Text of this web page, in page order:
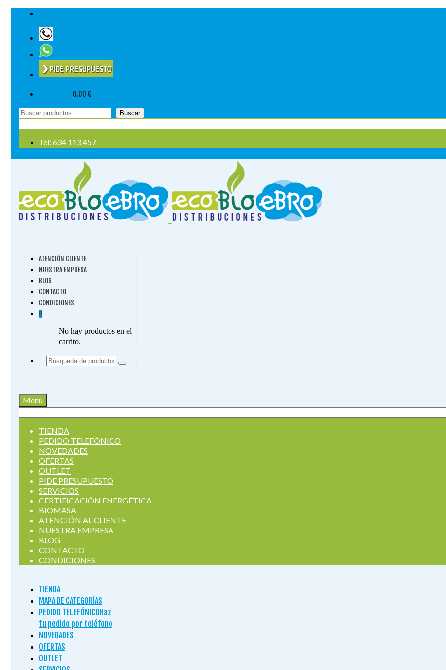
0.00 €
Buscar
Tel: 634 113 457
ATENCIÓN CLIENTE
NUESTRA EMPRESA
BLOG
CONTACTO
CONDICIONES
0
No hay productos en el
carrito.
Buscar
Menú
TIENDA
PEDIDO TELEFÓNICO
NOVEDADES
OFERTAS
OUTLET
PIDE PRESUPUESTO
SERVICIOS
CERTIFICACIÓN ENERGÉTICA
BIOMASA
ATENCIÓN AL CLIENTE
NUESTRA EMPRESA
BLOG
CONTACTO
CONDICIONES
TIENDA
MAPA DE CATEGORÍAS
PEDIDO TELEFÓNICO Haz
tu pedido por teléfono
NOVEDADES
OFERTAS
OUTLET